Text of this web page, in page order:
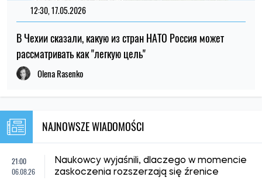
12:30, 17.05.2026
В Чехии сказали, какую из стран НАТО Россия может
рассматривать как "легкую цель"
Olena Rasenko
NAJNOWSZE WIADOMOŚCI
21:00
06.08.26
Naukowcy wyjaśnili, dlaczego w momencie
zaskoczenia rozszerzają się źrenice